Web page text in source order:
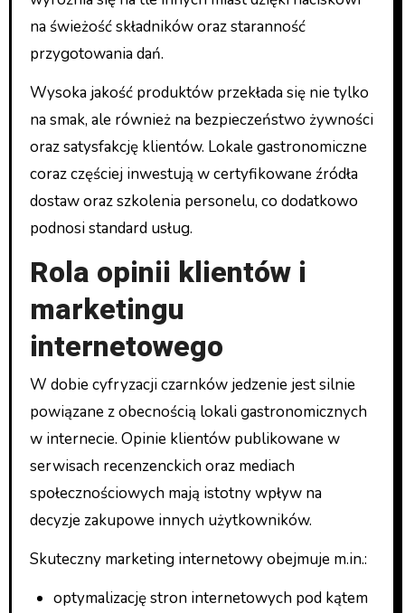
na świeżość składników oraz staranność
przygotowania dań.
Wysoka jakość produktów przekłada się nie tylko
na smak, ale również na bezpieczeństwo żywności
oraz satysfakcję klientów. Lokale gastronomiczne
coraz częściej inwestują w certyfikowane źródła
dostaw oraz szkolenia personelu, co dodatkowo
podnosi standard usług.
Rola opinii klientów i
marketingu
internetowego
W dobie cyfryzacji czarnków jedzenie jest silnie
powiązane z obecnością lokali gastronomicznych
w internecie. Opinie klientów publikowane w
serwisach recenzenckich oraz mediach
społecznościowych mają istotny wpływ na
decyzje zakupowe innych użytkowników.
Skuteczny marketing internetowy obejmuje m.in.:
optymalizację stron internetowych pod kątem